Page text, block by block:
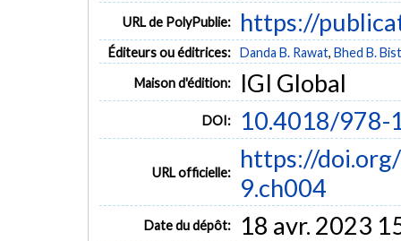
URL de PolyPublie: https://
Éditeurs ou éditrices: Danda B. Rawat, Bhed B.
Maison d'édition:
IGI Global
DOI: 10.4018/978-
URL officielle:
https://
9.ch004
Date du dépôt: 18 avr. 2023